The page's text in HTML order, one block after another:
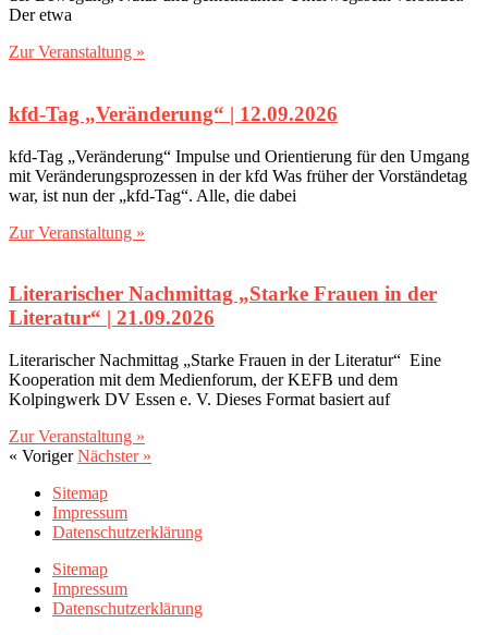
Der etwa
Zur Veranstaltung »
kfd-Tag „Veränderung“‎ | 12.09.2026
kfd-Tag „Veränderung“ Impulse und Orientierung für den Umgang
mit Veränderungsprozessen in der kfd Was früher der Vorständetag
war, ist nun der „kfd-Tag“. Alle, die dabei
Zur Veranstaltung »
Literarischer Nachmittag ‎„‎Starke Frauen in der
Literatur‎“‎ | 21.09.2026
Literarischer Nachmittag „Starke Frauen in der Literatur“ Eine
Kooperation mit dem Medienforum, der KEFB und dem
Kolpingwerk DV Essen e. V. Dieses Format basiert auf
Zur Veranstaltung »
« Voriger Nächster »
Sitemap
Impressum
Datenschutzerklärung
Sitemap
Impressum
Datenschutzerklärung